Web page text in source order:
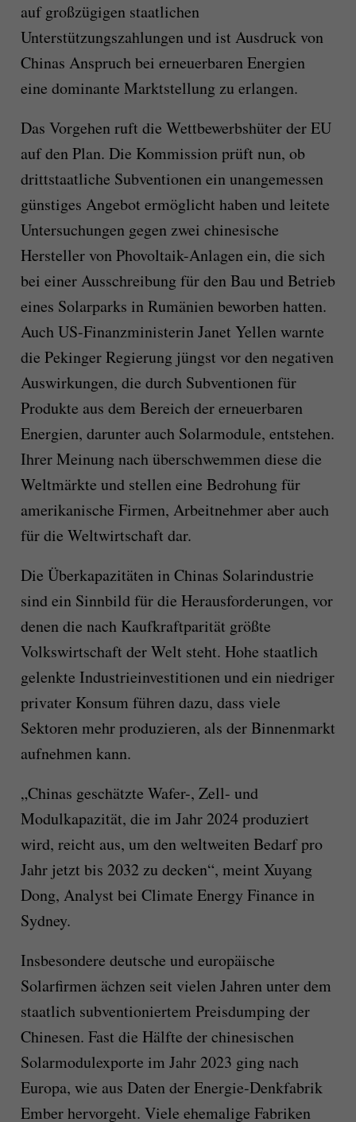
auf großzügigen staatlichen
Unterstützungszahlungen und ist Ausdruck von
Chinas Anspruch bei erneuerbaren Energien
eine dominante Marktstellung zu erlangen.
Das Vorgehen ruft die Wettbewerbshüter der EU
auf den Plan. Die Kommission prüft nun, ob
drittstaatliche Subventionen ein unangemessen
günstiges Angebot ermöglicht haben und leitete
Untersuchungen gegen zwei chinesische
Hersteller von Phovoltaik-Anlagen ein, die sich
bei einer Ausschreibung für den Bau und Betrieb
eines Solarparks in Rumänien beworben hatten.
Auch US-Finanzministerin Janet Yellen warnte
die Pekinger Regierung jüngst vor den negativen
Auswirkungen, die durch Subventionen für
Produkte aus dem Bereich der erneuerbaren
Energien, darunter auch Solarmodule, entstehen.
Ihrer Meinung nach überschwemmen diese die
Weltmärkte und stellen eine Bedrohung für
amerikanische Firmen, Arbeitnehmer aber auch
für die Weltwirtschaft dar.
Die Überkapazitäten in Chinas Solarindustrie
sind ein Sinnbild für die Herausforderungen, vor
denen die nach Kaufkraftparität größte
Volkswirtschaft der Welt steht. Hohe staatlich
gelenkte Industrieinvestitionen und ein niedriger
privater Konsum führen dazu, dass viele
Sektoren mehr produzieren, als der Binnenmarkt
aufnehmen kann.
„Chinas geschätzte Wafer-, Zell- und
Modulkapazität, die im Jahr 2024 produziert
wird, reicht aus, um den weltweiten Bedarf pro
Jahr jetzt bis 2032 zu decken“, meint Xuyang
Dong, Analyst bei Climate Energy Finance in
Sydney.
Insbesondere deutsche und europäische
Solarfirmen ächzen seit vielen Jahren unter dem
staatlich subventioniertem Preisdumping der
Chinesen. Fast die Hälfte der chinesischen
Solarmodulexporte im Jahr 2023 ging nach
Europa, wie aus Daten der Energie-Denkfabrik
Ember hervorgeht. Viele ehemalige Fabriken